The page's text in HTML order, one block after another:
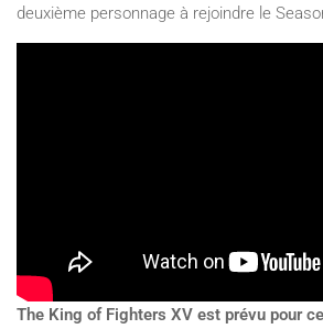
deuxième personnage à rejoindre le
The King of Fighters XV est prévu pour